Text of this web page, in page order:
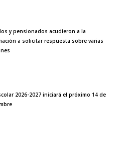
y pensionados acudieron a la
a solicitar respuesta sobre varias
2026-2027 iniciará el próximo 14 de